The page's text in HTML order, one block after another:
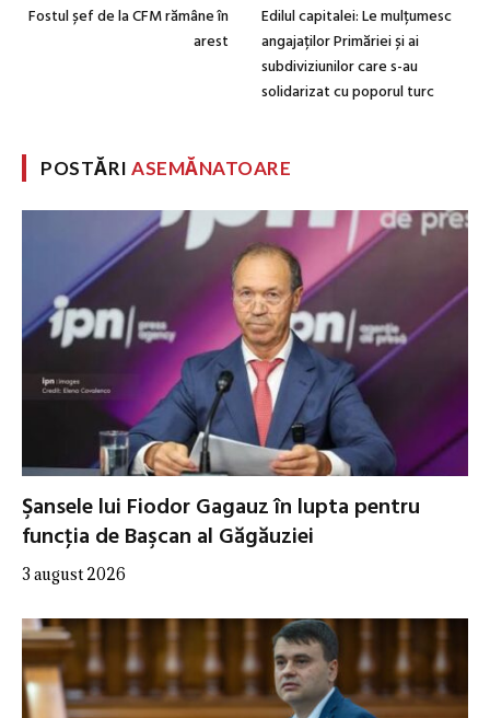
Fostul șef de la CFM rămâne în
arest
Edilul capitalei: Le mulțumesc
angajaților Primăriei și ai
subdiviziunilor care s-au
solidarizat cu poporul turc
POSTĂRIASEMĂNATOARE
Şansele lui Fiodor Gagauz în lupta pentru
funcţia de Başcan al Găgăuziei
3 august 2026